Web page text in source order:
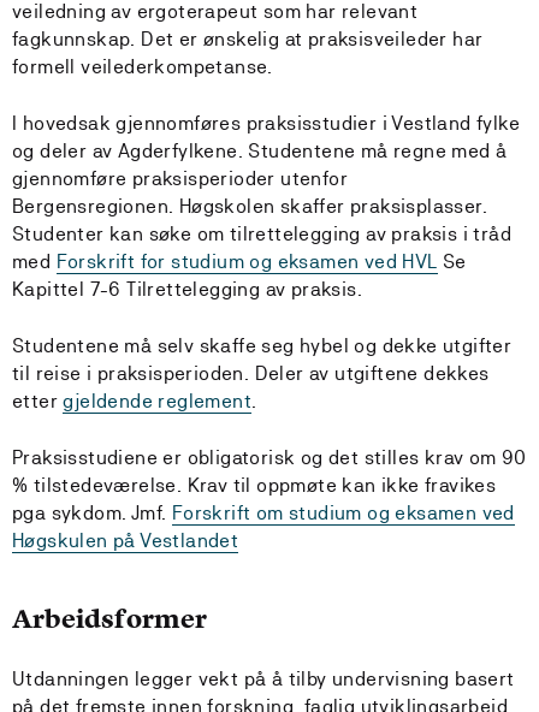
veiledning av ergoterapeut som har relevant
fagkunnskap. Det er ønskelig at praksisveileder har
formell veilederkompetanse.
I hovedsak gjennomføres praksisstudier i Vestland fylke
og deler av Agderfylkene. Studentene må regne med å
gjennomføre praksisperioder utenfor
Bergensregionen. Høgskolen skaffer praksisplasser.
Studenter kan søke om tilrettelegging av praksis i tråd
med Forskrift for studium og eksamen ved HVL Se
Kapittel 7-6 Tilrettelegging av praksis.
Studentene må selv skaffe seg hybel og dekke utgifter
til reise i praksisperioden. Deler av utgiftene dekkes
ettergjeldende reglement.
Praksisstudiene er obligatorisk og det stilles krav om 90
% tilstedeværelse. Krav til oppmøte kan ikke fravikes
pga sykdom. Jmf. Forskrift om studium og eksamen ved
Høgskulen på Vestlandet
Arbeidsformer
Utdanningen legger vekt på å tilby undervisning basert
på det fremste innen forskning, faglig utviklingsarbeid